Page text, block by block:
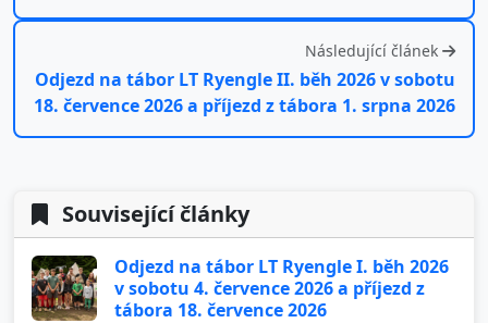
Následující článek
Odjezd na tábor LT Ryengle II. běh 2026 v sobotu
18. července 2026 a příjezd z tábora 1. srpna 2026
Související články
Odjezd na tábor LT Ryengle I. běh 2026
v sobotu 4. července 2026 a příjezd z
tábora 18. července 2026